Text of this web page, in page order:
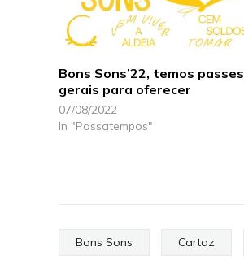
Bons Sons’22, temos passes
gerais para oferecer
07/08/2022
In "Passatempos"
Bons Sons Cartaz